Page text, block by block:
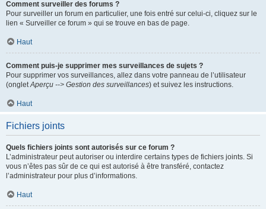
Comment surveiller des forums ?
Pour surveiller un forum en particulier, une fois entré sur celui-ci, cliquez sur le
lien « Surveiller ce forum » qui se trouve en bas de page.
Haut
Comment puis-je supprimer mes surveillances de sujets ?
Pour supprimer vos surveillances, allez dans votre panneau de l’utilisateur
(ongletAperçu --> Gestion des surveillances) et suivez les instructions.
Haut
Fichiers joints
Quels fichiers joints sont autorisés sur ce forum ?
L’administrateur peut autoriser ou interdire certains types de fichiers joints. Si
vous n’êtes pas sûr de ce qui est autorisé à être transféré, contactez
l’administrateur pour plus d’informations.
Haut